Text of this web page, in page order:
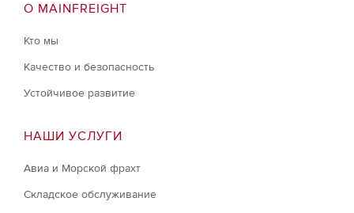
О MAINFREIGHT
Кто мы
Качество и безопасность
Устойчивое развитие
НАШИ УСЛУГИ
Авиа и Морской фрахт
Складское обслуживание